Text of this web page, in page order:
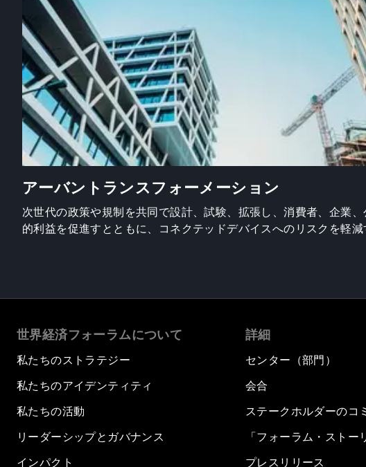
アーバントランスフォーメーション
次世代の政策や規制を共同で設計、試験、拡張し、消費者、企業
的利益を促進すとともに、コネクテッドデバイスへのリスクを軽減
世界経済フォーラムについて
私たちのストラテジー
私たちのアイデンティティ
私たちの活動
リーダーシップとガバナンス
インパクト
詳細
センター（部門）
会合
ステークホルダーのコ
「フォーラム・ストー
プレスリリース